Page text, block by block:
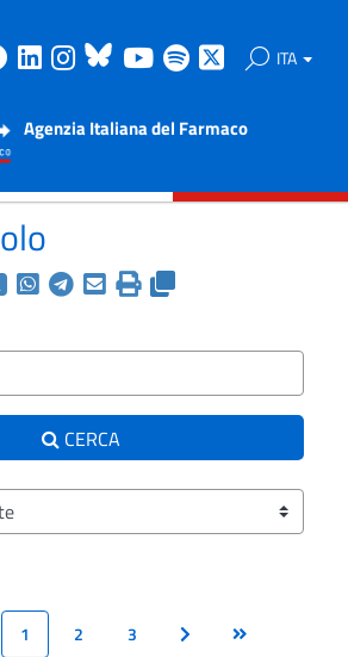
Facebook
Linkedin
Instagram
Bluesky
Youtube
Spotify ITA
Agenzia Italiana del Farmaco
Condividi la ricerca
CERCA
Inizio
pagina Precedente
Pagina
1 Pagina
2 Pagina
3 Vai alla paginaVai alla pagina